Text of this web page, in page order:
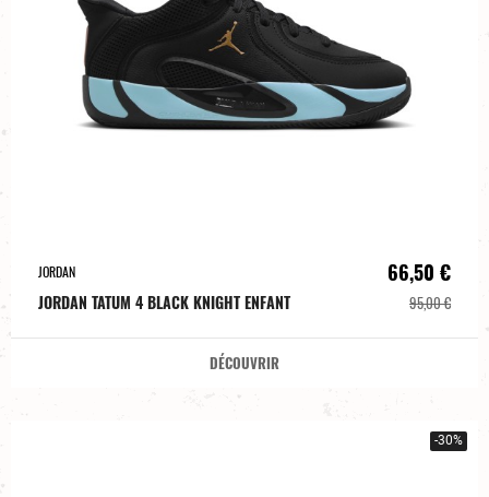
JORDAN
JORDAN TATUM 4 BLACK KNIGHT ENFANT
66,50 €
95,00 €
DÉCOUVRIR
-30%